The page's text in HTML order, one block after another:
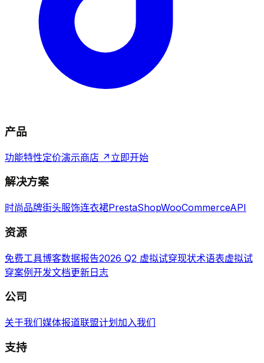
产品
功能特性定价演示商店 ↗ 立即开始
解决方案
时尚品牌街头服饰连衣裙PrestaShopWooCommerceAPI
资源
免费工具博客数据报告2026 Q2 虚拟试穿现状术语表虚拟试
穿案例开发文档更新日志
公司
关于我们媒体报道联盟计划 加入我们
支持